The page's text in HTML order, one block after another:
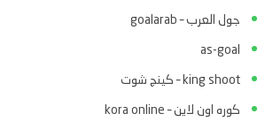
جول العرب – goalarab
as-goal
king shoot – كينج شوت
كوره اون لاين – kora online